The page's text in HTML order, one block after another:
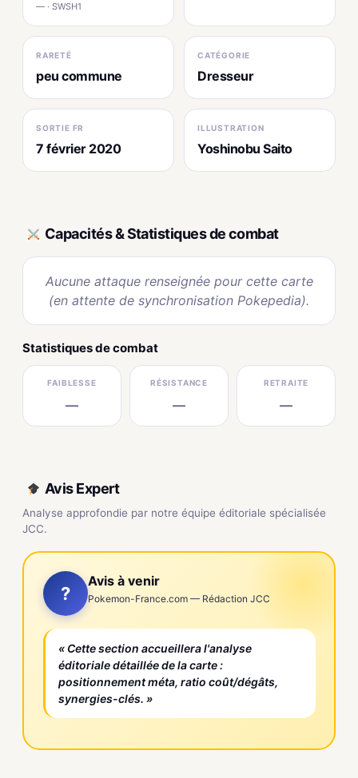
— · SWSH1
RARETÉ
peu commune
CATÉGORIE
Dresseur
SORTIE FR
7 février 2020
ILLUSTRATION
Yoshinobu Saito
Capacités & Statistiques de combat
Aucune attaque renseignée pour cette carte
(en attente de synchronisation Pokepedia).
Statistiques de combat
FAIBLESSE
—
RÉSISTANCE
—
RETRAITE
—
Avis Expert
Analyse approfondie par notre équipe éditoriale spécialisée
JCC.
?
Avis à venir
Pokemon-France.com — Rédaction JCC
« Cette section accueillera l'analyse
éditoriale détaillée de la carte :
positionnement méta, ratio coût/dégâts,
synergies-clés. »